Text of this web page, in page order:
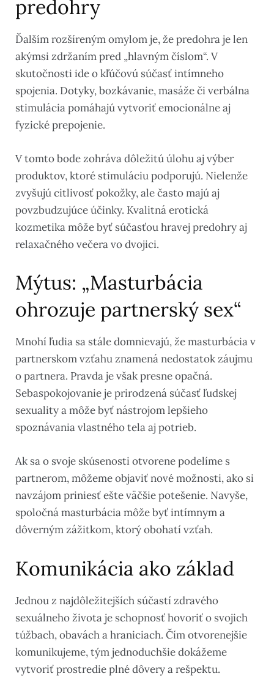
predohry
Ďalším rozšíreným omylom je, že predohra je len
akýmsi zdržaním pred „hlavným číslom“. V
skutočnosti ide o kľúčovú súčasť intímneho
spojenia. Dotyky, bozkávanie, masáže či verbálna
stimulácia pomáhajú vytvoriť emocionálne aj
fyzické prepojenie.
V tomto bode zohráva dôležitú úlohu aj výber
produktov, ktoré stimuláciu podporujú. Nielenže
zvyšujú citlivosť pokožky, ale často majú aj
povzbudzujúce účinky. Kvalitná erotická
kozmetika môže byť súčasťou hravej predohry aj
relaxačného večera vo dvojici.
Mýtus: „Masturbácia
ohrozuje partnerský sex“
Mnohí ľudia sa stále domnievajú, že masturbácia v
partnerskom vzťahu znamená nedostatok záujmu
o partnera. Pravda je však presne opačná.
Sebaspokojovanie je prirodzená súčasť ľudskej
sexuality a môže byť nástrojom lepšieho
spoznávania vlastného tela aj potrieb.
Ak sa o svoje skúsenosti otvorene podelíme s
partnerom, môžeme objaviť nové možnosti, ako si
navzájom priniesť ešte väčšie potešenie. Navyše,
spoločná masturbácia môže byť intímnym a
dôverným zážitkom, ktorý obohatí vzťah.
Komunikácia ako základ
Jednou z najdôležitejších súčastí zdravého
sexuálneho života je schopnosť hovoriť o svojich
túžbach, obavách a hraniciach. Čím otvorenejšie
komunikujeme, tým jednoduchšie dokážeme
vytvoriť prostredie plné dôvery a rešpektu.